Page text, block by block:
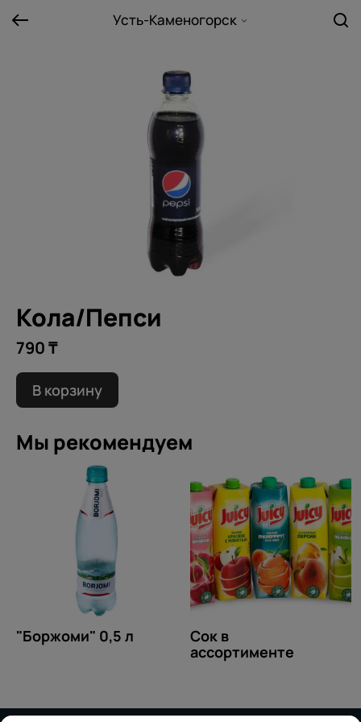
Усть-Каменогорск
Кола/Пепси
790 ₸
В корзину
Мы рекомендуем
"Боржоми" 0,5 л
Сок в
ассортименте